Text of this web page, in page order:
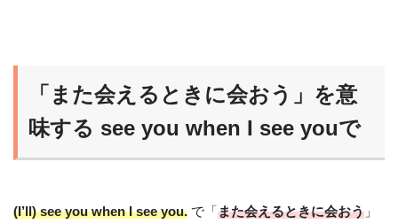
「また会えるときに会おう」を意
味する see you when I see youで
(I’ll) see you when I see you. で「また会えるときに会おう 」